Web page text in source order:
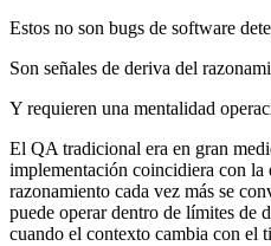
Estos no son bugs de software
Son señales de deriva del
Y requieren una mentalidad
El QA tradicional era en gran
implementación coincidiera con
razonamiento cada vez más se
puede operar dentro de límites de
cuando el contexto cambia con el